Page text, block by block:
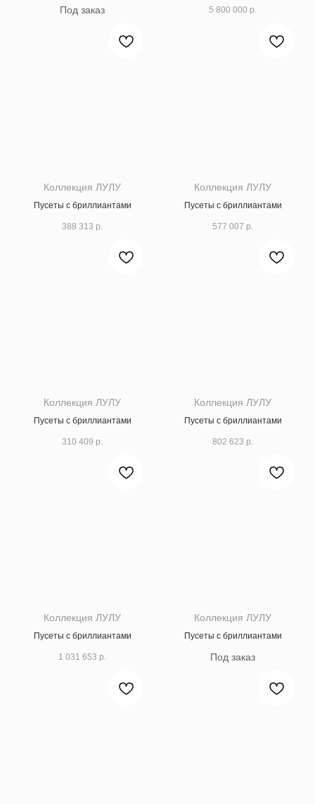
5 800 000 р.
Коллекция ЛУЛУ
Пусеты с бриллиантами
388 313 р.
Коллекция ЛУЛУ
Пусеты с бриллиантами
577 007 р.
Коллекция ЛУЛУ
Пусеты с бриллиантами
310 409 р.
Коллекция ЛУЛУ
Пусеты с бриллиантами
802 623 р.
Коллекция ЛУЛУ
Пусеты с бриллиантами
1 031 653 р.
Коллекция ЛУЛУ
Пусеты с бриллиантами